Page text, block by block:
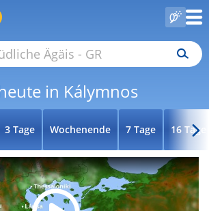
in Kálymnos
3 Tage Wochenende 7 Tage 16 Tage